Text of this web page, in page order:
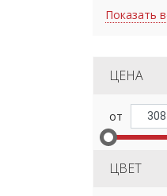
Показать
ЦЕНА
ЦВЕТ